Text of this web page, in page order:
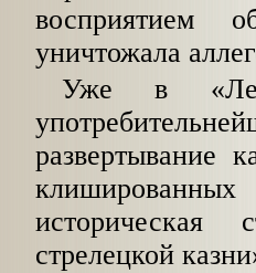
восприятием
уничтожала
Уже в
развертывание
клишированных
историческая
стрелецкой